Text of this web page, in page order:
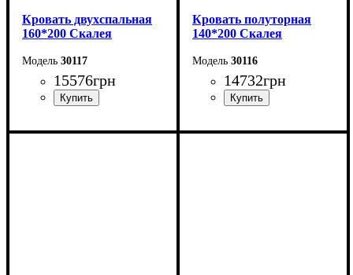
Кровать двухспальная
160*200 Скалея
30117
15576грн
Ширина: 176 см
Кровать полуторная
140*200 Скалея
30116
14732грн
Ширина: 156 см